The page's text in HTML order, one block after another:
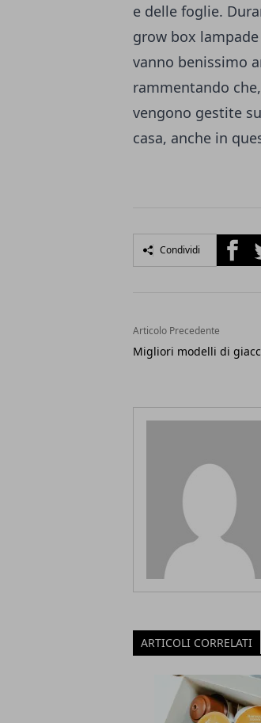
e delle foglie.
grow box
vanno benissimo
rammentando
vengono gestite
casa, anche in
Condividi
Articolo Precedente
Migliori modelli di
ARTICOLI CORRELATI